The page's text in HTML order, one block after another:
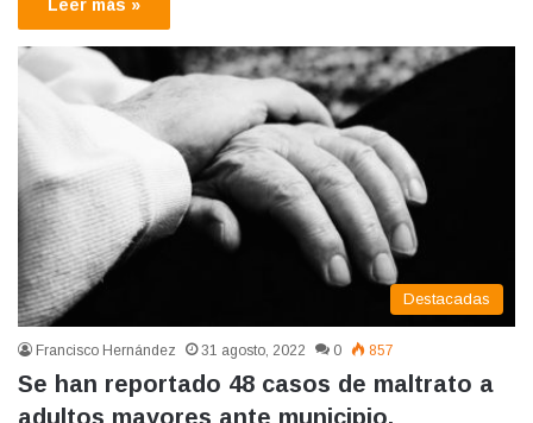
Leer más »
Destacadas
Francisco Hernández 31 agosto, 2022 0 857
Se han reportado 48 casos de maltrato a
adultos mayores ante municipio.